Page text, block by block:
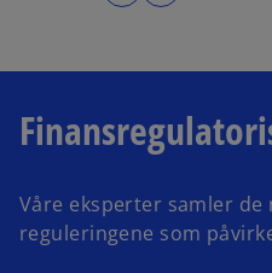
Våre eksperter samler
reguleringene som